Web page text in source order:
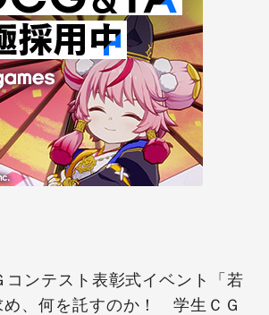
コンテスト表彰式イベント「若
め、何を託すのか！ 学生ＣＧ